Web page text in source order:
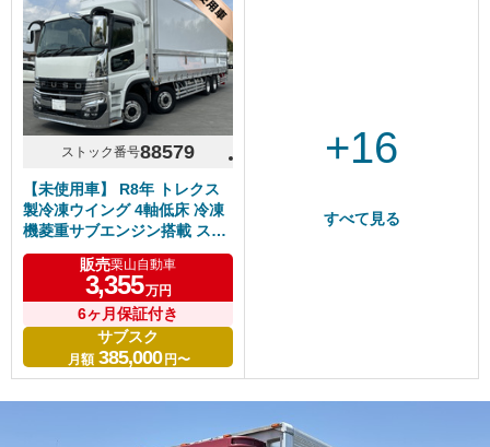
ストック番号88579
【未使用車】 R8年 トレクス
製冷凍ウイング 4軸低床 冷凍
機菱重サブエンジン搭載 スタ
ンバイ キーストン床 ジョルダ
ー/ジョロダー4列 現行型スー
パーグレート リアエアサス ア
ルミホイール シフトパイロッ
ト 6R20エンジン 車検付き
販売栗山自動車
3,355万円
6ヶ月保証付き
サブスク
月額 385,000円〜
+16
すべて見る